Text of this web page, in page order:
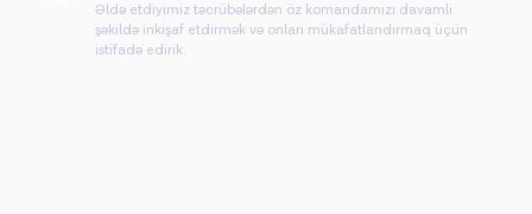
Əldə etdiyimiz təcrübələrdən öz komandamızı davamlı
şəkildə inkişaf etdirmək və onları mükafatlandırmaq üçün
istifadə edirik.